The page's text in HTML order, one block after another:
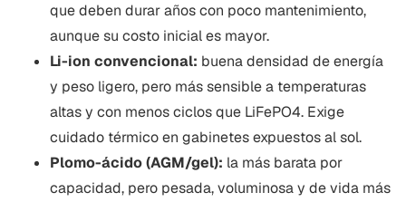
que deben durar años con poco mantenimiento,
aunque su costo inicial es mayor.
Li-ion convencional: buena densidad de energía
y peso ligero, pero más sensible a temperaturas
altas y con menos ciclos que LiFePO4. Exige
cuidado térmico en gabinetes expuestos al sol.
Plomo-ácido (AGM/gel): la más barata por
capacidad, pero pesada, voluminosa y de vida más